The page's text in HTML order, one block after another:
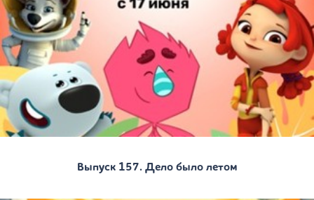
Выпуск 157. Дело было летом